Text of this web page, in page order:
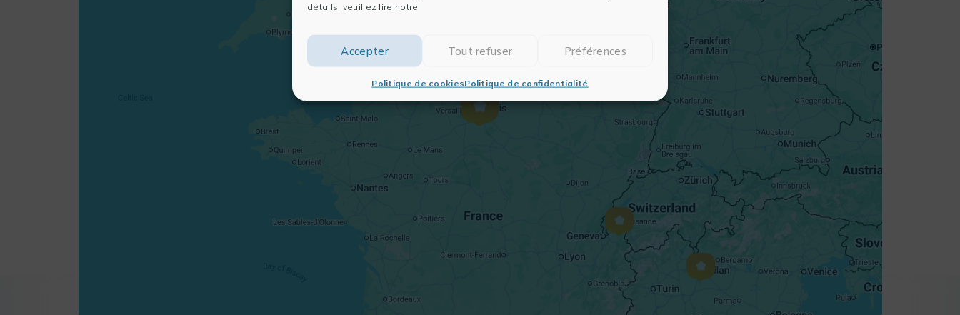
détails, veuillez lire notre
Accepter Tout refuser Préférences
Politique de cookiesPolitique de confidentialité